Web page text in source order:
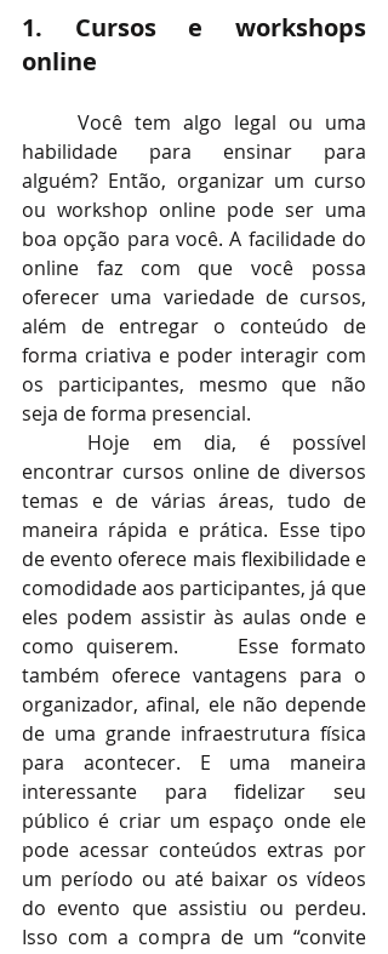
1. Cursos e workshops
online
Você tem algo legal ou uma
habilidade para ensinar para
alguém? Então, organizar um curso
ou workshop online pode ser uma
boa opção para você. A facilidade do
online faz com que você possa
oferecer uma variedade de cursos,
além de entregar o conteúdo de
forma criativa e poder interagir com
os participantes, mesmo que não
seja de forma presencial.
Hoje em dia, é possível
encontrar cursos online de diversos
temas e de várias áreas, tudo de
maneira rápida e prática. Esse tipo
de evento oferece mais flexibilidade e
comodidade aos participantes, já que
eles podem assistir às aulas onde e
como quiserem. 	Esse formato
também oferece vantagens para o
organizador, afinal, ele não depende
de uma grande infraestrutura física
para acontecer. E uma maneira
interessante para fidelizar seu
público é criar um espaço onde ele
pode acessar conteúdos extras por
um período ou até baixar os vídeos
do evento que assistiu ou perdeu.
Isso com a compra de um “convite